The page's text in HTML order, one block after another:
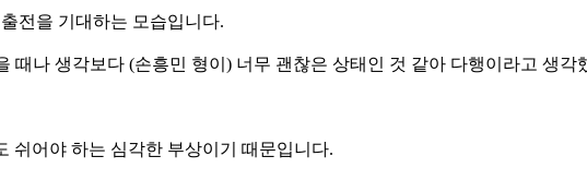
전을 기대하는 모습입니다.
때나 생각보다 (손흥민 형이) 너무 괜찮은 상태인 것 같아 다행이라고 생
쉬어야 하는 심각한 부상이기 때문입니다.